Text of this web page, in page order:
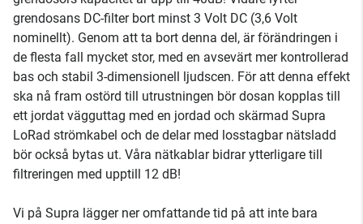
grendosans DC-filter bort minst 3 Volt DC (3,6 Volt
nominellt). Genom att ta bort denna del, är förändringen i
de flesta fall mycket stor, med en avsevärt mer kontrollerad
bas och stabil 3-dimensionell ljudscen. För att denna effekt
ska nå fram ostörd till utrustningen bör dosan kopplas till
ett jordat vägguttag med en jordad och skärmad Supra
LoRad strömkabel och de delar med losstagbar nätsladd
bör också bytas ut. Våra nätkablar bidrar ytterligare till
filtreringen med upptill 12 dB!
Vi på Supra lägger ner omfattande tid på att inte bara